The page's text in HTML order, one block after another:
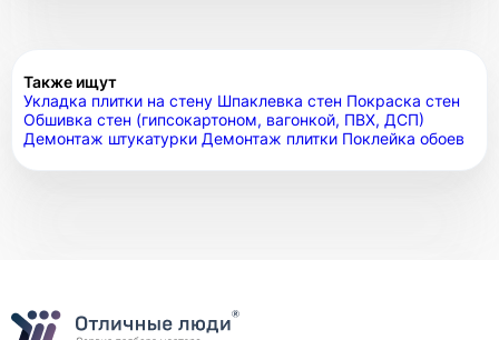
Также ищут
Укладка плитки на стену Шпаклевка стен Покраска стен
Обшивка стен (гипсокартоном, вагонкой, ПВХ, ДСП)
Демонтаж штукатурки Демонтаж плитки Поклейка обоев